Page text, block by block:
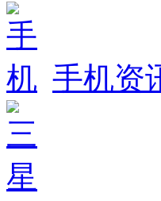
手机资